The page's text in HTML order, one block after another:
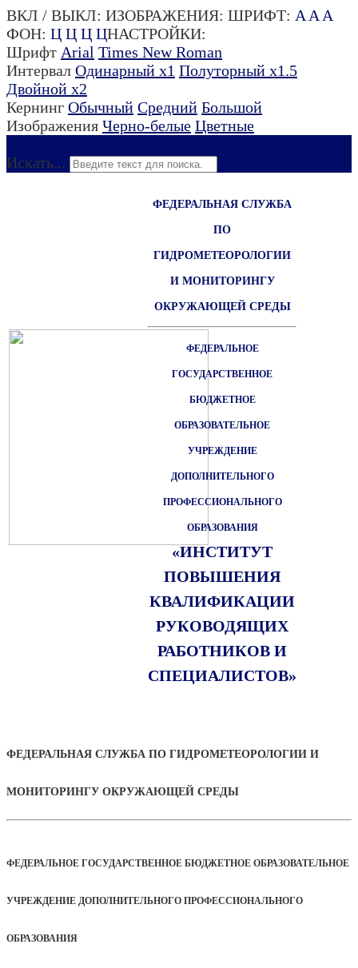
ВКЛ / ВЫКЛ: ИЗОБРАЖЕНИЯ: ШРИФТ: A A A
ФОН: Ц Ц Ц ЦНАСТРОЙКИ:
Шрифт Arial Times New Roman
Интервал Одинарный х1 Полуторный х1.5
Двойной х2
Кернинг Обычный Средний Большой
Изображения Черно-белые Цветные
Искать...
ФЕДЕРАЛЬНАЯ СЛУЖБА
ПО
ГИДРОМЕТЕОРОЛОГИИ
И МОНИТОРИНГУ
ОКРУЖАЮЩЕЙ СРЕДЫ
ФЕДЕРАЛЬНОЕ
ГОСУДАРСТВЕННОЕ
БЮДЖЕТНОЕ
ОБРАЗОВАТЕЛЬНОЕ
УЧРЕЖДЕНИЕ
ДОПОЛНИТЕЛЬНОГО
ПРОФЕССИОНАЛЬНОГО
ОБРАЗОВАНИЯ
«ИНСТИТУТ
ПОВЫШЕНИЯ
КВАЛИФИКАЦИИ
РУКОВОДЯЩИХ
РАБОТНИКОВ И
СПЕЦИАЛИСТОВ»
ФЕДЕРАЛЬНАЯ СЛУЖБА ПО ГИДРОМЕТЕОРОЛОГИИ И
МОНИТОРИНГУ ОКРУЖАЮЩЕЙ СРЕДЫ
ФЕДЕРАЛЬНОЕ ГОСУДАРСТВЕННОЕ БЮДЖЕТНОЕ ОБРАЗОВАТЕЛЬНОЕ
УЧРЕЖДЕНИЕ ДОПОЛНИТЕЛЬНОГО ПРОФЕССИОНАЛЬНОГО
ОБРАЗОВАНИЯ